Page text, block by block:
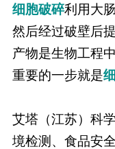
细胞破碎利用大
然后经过破壁后
产物是生物工程
重要的一步就是
艾塔（江苏）科
境检测、食品安